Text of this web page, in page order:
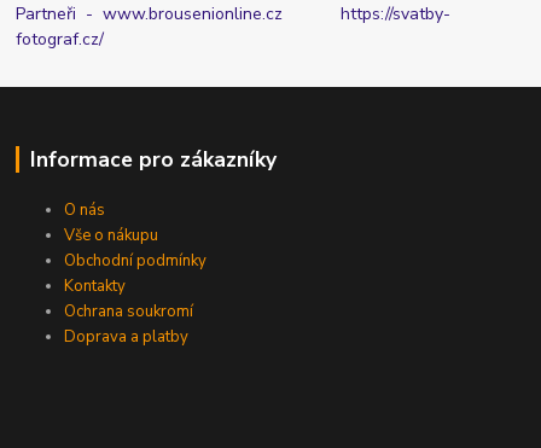
Partneři - www.brousenionline.czhttps://svatby-
fotograf.cz/
Informace pro zákazníky
O nás
Vše o nákupu
Obchodní podmínky
Kontakty
Ochrana soukromí
Doprava a platby